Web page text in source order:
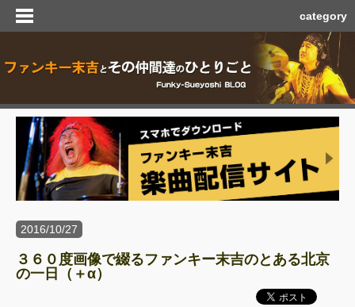
category
2016/10/27
３６０度画像で綴るファンキー末吉のとある北京
の一日（＋α）